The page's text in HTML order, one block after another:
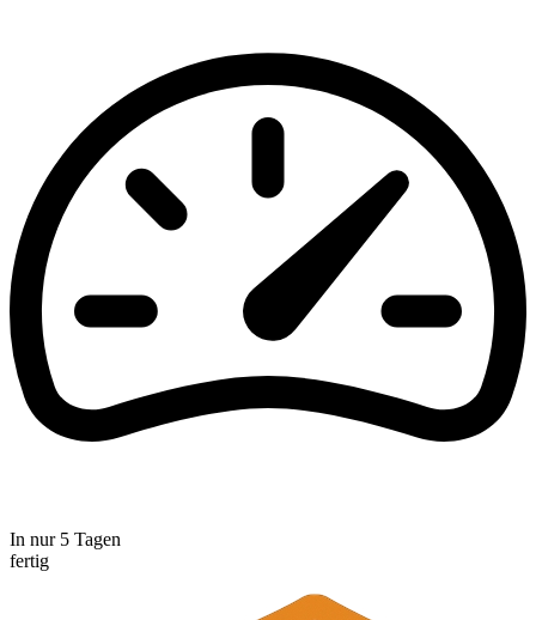
In nur 5 Tagen
fertig